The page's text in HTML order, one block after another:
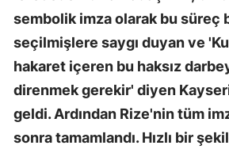
sembolik imza olarak bu süreç
seçilmişlere saygı duyan ve
hakaret içeren bu haksız
direnmek gerekir' diyen
geldi. Ardından Rize'nin tüm
sonra tamamlandı. Hızlı bir